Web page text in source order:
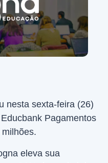
nesta sexta-feira (26)
Pagamentos
eleva sua